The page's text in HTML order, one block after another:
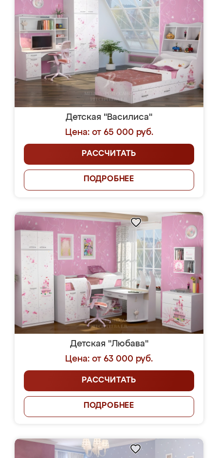
Детская "Василиса"
Цена: от 65 000 руб.
РАССЧИТАТЬ
ПОДРОБНЕЕ
Детская "Любава"
Цена: от 63 000 руб.
РАССЧИТАТЬ
ПОДРОБНЕЕ